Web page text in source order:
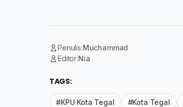
Penulis:Muchammad
Editor:Nia
TAGS:
#KPU Kota Tegal #Kota Tegal